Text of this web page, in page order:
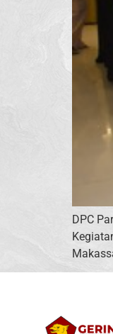
DPC